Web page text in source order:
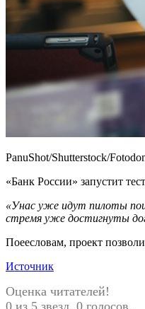
PanuShot/Shutterstock/
«Банк России» запустит
«Унас уже идут пилоты
стремя уже достигнуты
Поеесловам, проект
Источник
Оценка читателей!
0 из 5 звезд. 0 голосов.